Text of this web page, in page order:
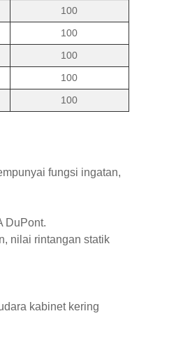
100
100
100
100
100
fungsi ingatan,
DuPont.
nilai rintangan statik
kabinet kering